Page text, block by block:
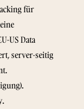
für
US Data
server-seitig
.